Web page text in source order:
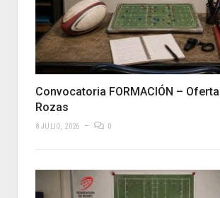
Convocatoria FORMACIÓN –
Rozas
8 JULIO, 2026 0